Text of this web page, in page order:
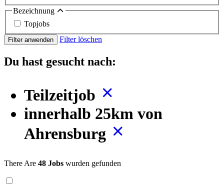
Bezeichnung
Topjobs
Filter anwenden Filter löschen
Du hast gesucht nach:
Teilzeitjob
innerhalb 25km von
Ahrensburg
There Are 48 Jobs wurden gefunden